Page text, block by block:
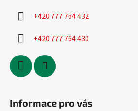
+420 777 764 432
+420 777 764 430
Informace pro vás